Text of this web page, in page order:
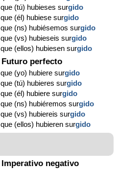
que (tú) hubieses surgido
que (él) hubiese surgido
que (ns) hubiésemos surgido
que (vs) hubieseis surgido
que (ellos) hubiesen surgido
Futuro perfecto
que (yo) hubiere surgido
que (tú) hubieres surgido
que (él) hubiere surgido
que (ns) hubiéremos surgido
que (vs) hubiereis surgido
que (ellos) hubieren surgido
Imperativo negativo